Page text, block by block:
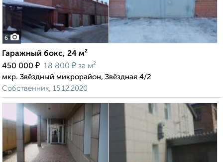
6
Гаражный бокс, 24 м²
450 000 ₽ 18 800 ₽ за м²
мкр. Звёздный микрорайон, Звёздная 4/2
Собственник, 15.12.2020